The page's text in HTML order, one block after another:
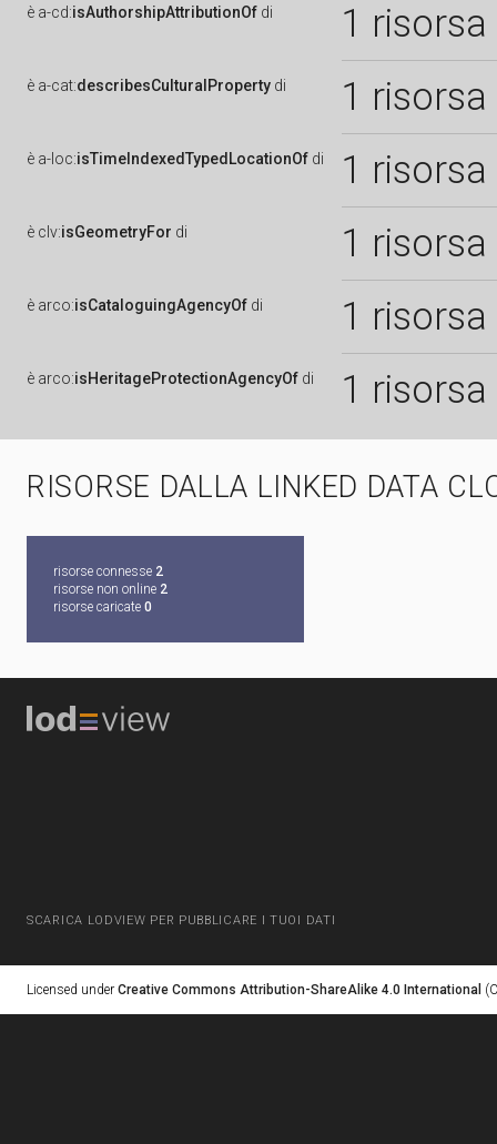
è a-cd:isAuthorshipAttributionOf di 1 risorsa
è a-cat:describesCulturalProperty di 1 risorsa
è a-loc:isTimeIndexedTypedLocationOf di 1 risorsa
è clv:isGeometryFor di 1 risorsa
è arco:isCataloguingAgencyOf di 1 risorsa
è arco:isHeritageProtectionAgencyOf di 1 risorsa
RISORSE DALLA LINKED DATA
risorse connesse 2
risorse non online 2
risorse caricate 0
SCARICA LODVIEW PER PUBBLICARE I TUOI DATI
Licensed under Creative Commons Attribution-ShareAlike 4.0 International